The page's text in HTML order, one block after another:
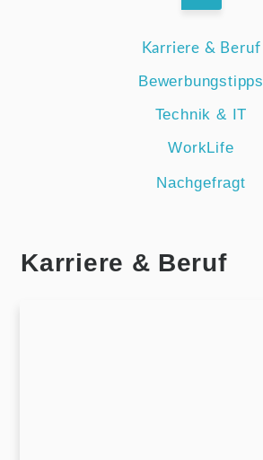
Karriere & Beruf
Bewerbungstipps
Technik & IT
WorkLife
Nachgefragt
Karriere & Beruf